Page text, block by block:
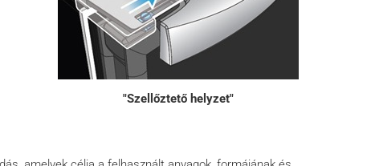
"Szellőztető helyzet"